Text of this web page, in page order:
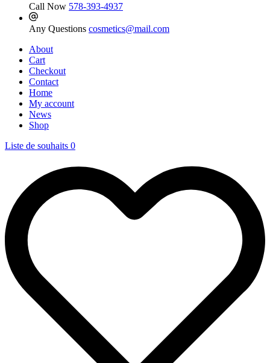
Call Now 578-393-4937
Any Questions cosmetics@mail.com
About
Cart
Checkout
Contact
Home
My account
News
Shop
Liste de souhaits 0